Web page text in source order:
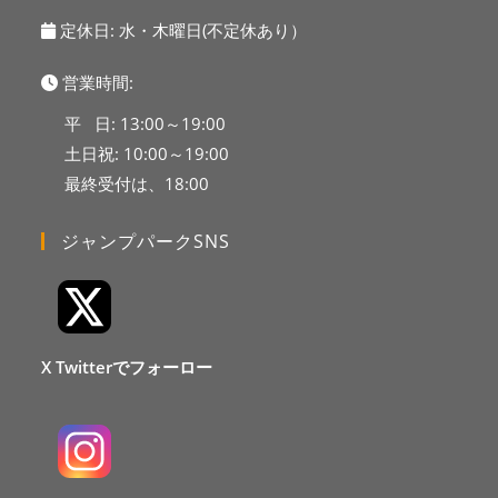
定休日: 水・木曜日(不定休あり）
営業時間:
平 日: 13:00～19:00
土日祝: 10:00～19:00
最終受付は、18:00
ジャンプパークSNS
X Twitterでフォーロー